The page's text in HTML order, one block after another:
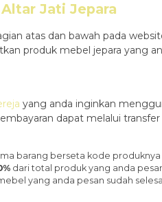
Jati Jepara
atas dan bawah pada
produk mebel jepara yang
yang anda inginkan
dapat melalui
barang berseta kode
dari total produk yang anda
yang anda pesan sudah